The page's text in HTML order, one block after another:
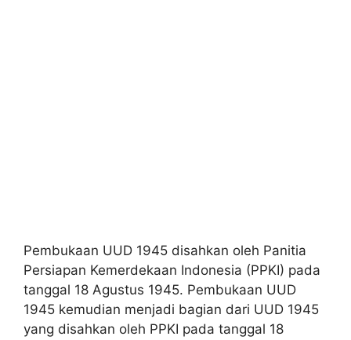
Pembukaan UUD 1945 disahkan oleh Panitia
Persiapan Kemerdekaan Indonesia (PPKI) pada
tanggal 18 Agustus 1945. Pembukaan UUD
1945 kemudian menjadi bagian dari UUD 1945
yang disahkan oleh PPKI pada tanggal 18